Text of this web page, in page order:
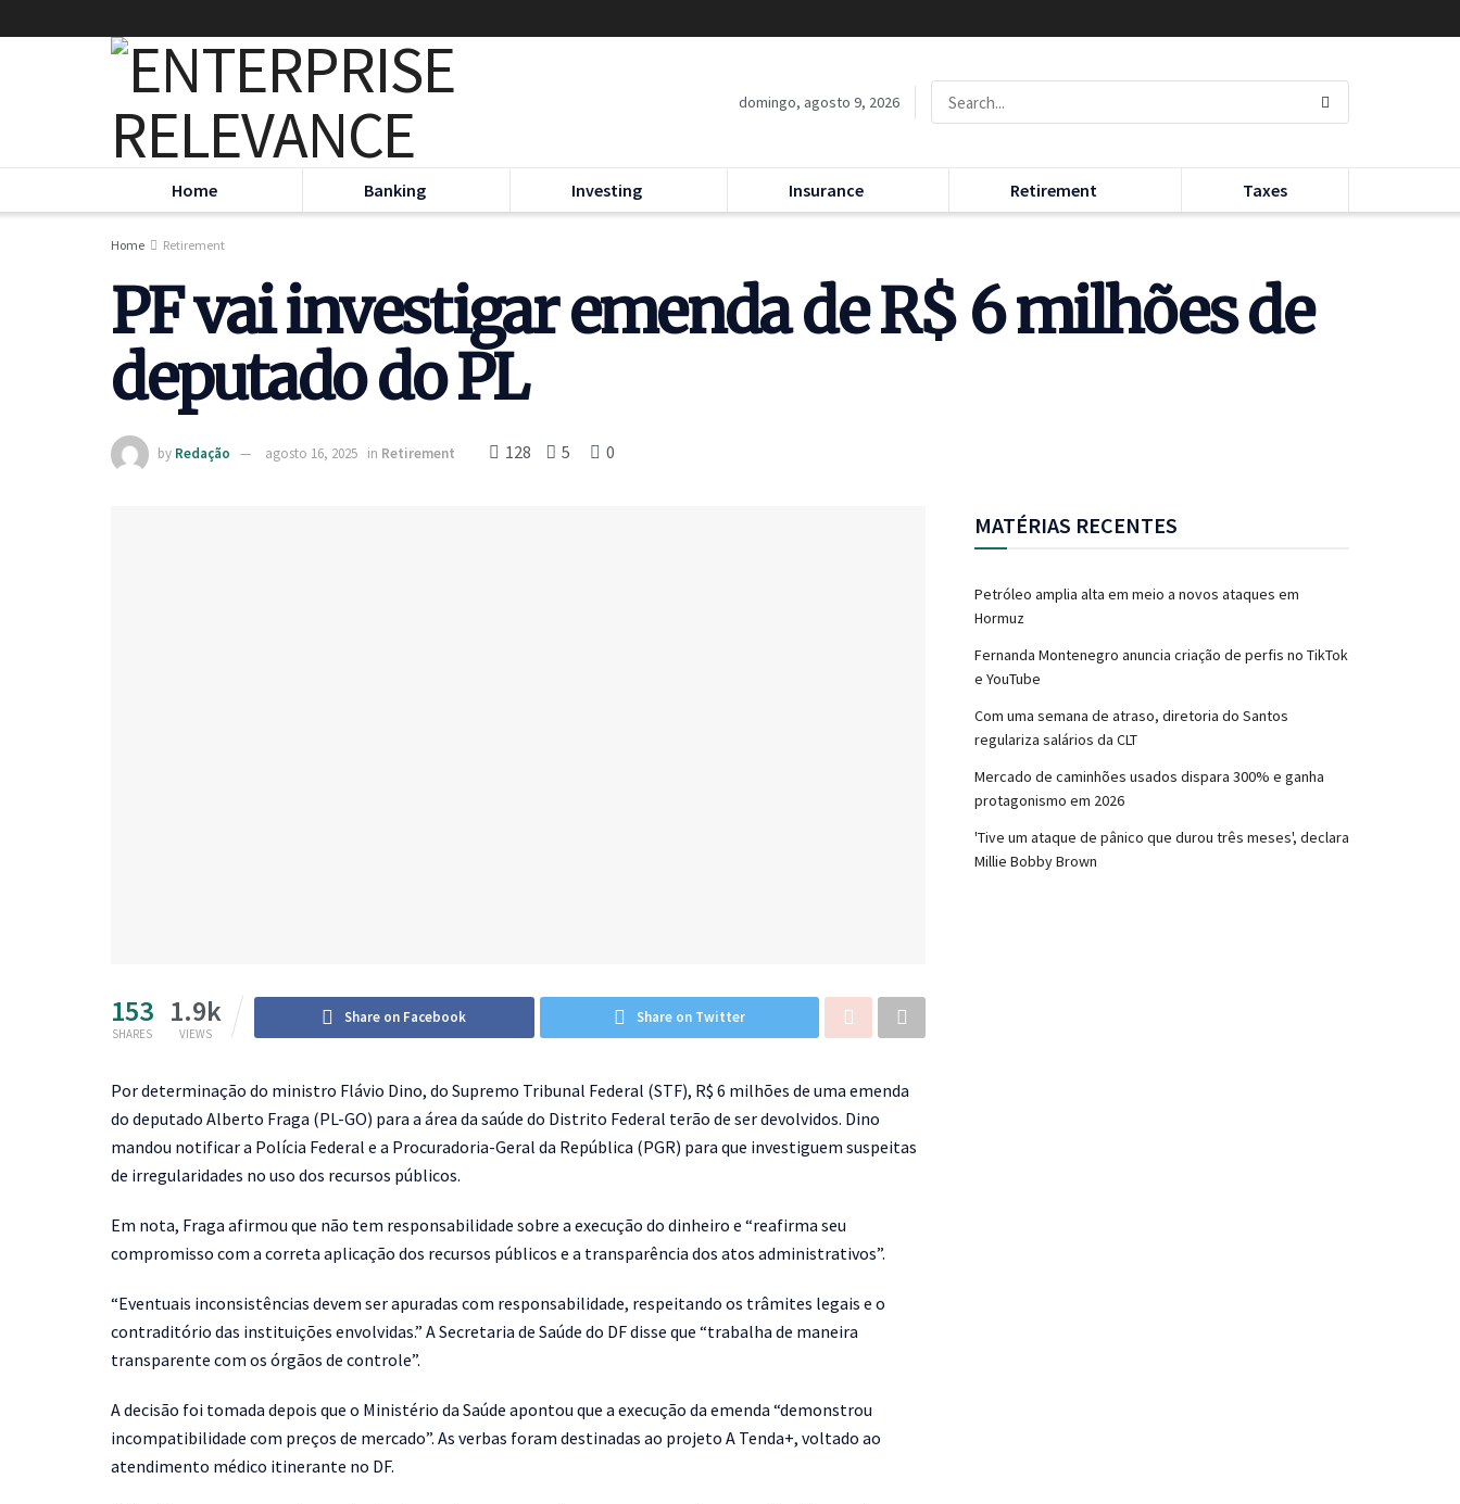
domingo, agosto 9, 2026
Home Banking Investing Insurance Retirement Taxes
Home Retirement
PF vai investigar emenda de R$ 6 milhões de
deputado do PL
by Redação agosto 16, 2025 in Retirement 128 5 0
153
SHARES
1.9k
VIEWS
Share on Facebook Share on Twitter
Por determinação do ministro Flávio Dino, do Supremo Tribunal Federal (STF), R$ 6 milhões de uma emenda
do deputado Alberto Fraga (PL-GO) para a área da saúde do Distrito Federal terão de ser devolvidos. Dino
mandou notificar a Polícia Federal e a Procuradoria-Geral da República (PGR) para que investiguem suspeitas
de irregularidades no uso dos recursos públicos.
Em nota, Fraga afirmou que não tem responsabilidade sobre a execução do dinheiro e “reafirma seu
compromisso com a correta aplicação dos recursos públicos e a transparência dos atos administrativos”.
“Eventuais inconsistências devem ser apuradas com responsabilidade, respeitando os trâmites legais e o
contraditório das instituições envolvidas.” A Secretaria de Saúde do DF disse que “trabalha de maneira
transparente com os órgãos de controle”.
A decisão foi tomada depois que o Ministério da Saúde apontou que a execução da emenda “demonstrou
incompatibilidade com preços de mercado”. As verbas foram destinadas ao projeto A Tenda+, voltado ao
atendimento médico itinerante no DF.
MATÉRIAS RECENTES
Petróleo amplia alta em meio a novos ataques em
Hormuz
Fernanda Montenegro anuncia criação de perfis no TikTok
e YouTube
Com uma semana de atraso, diretoria do Santos
regulariza salários da CLT
Mercado de caminhões usados dispara 300% e ganha
protagonismo em 2026
'Tive um ataque de pânico que durou três meses', declara
Millie Bobby Brown